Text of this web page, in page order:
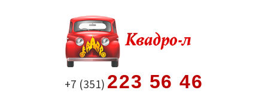
содержимому
+7 (351) 223 56 46